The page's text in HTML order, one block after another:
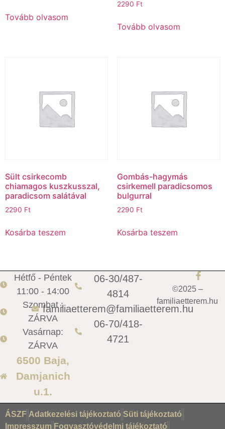
Tovább olvasom
2290 Ft
Tovább olvasom
Sült csirkecomb
chiamagos kuszkusszal,
paradicsom salátával
2290 Ft
Kosárba teszem
Gombás-hagymás
csirkemell paradicsomos
bulgurral
2290 Ft
Kosárba teszem
Hétfő - Péntek
11:00 - 14:00
Szombat :
ZÁRVA
Vasárnap:
ZÁRVA
6500 Baja,
Damjanich
u.1.
06-30/487-
4814
familiaetterem@familiaetterem.hu
06-70/418-
4721
©2025 –
familiaetterem.hu
ÁSZF Adatkezelési tájékoztató Süti tájékoztató
Impresszum Fogyasztóvédelmi tájékoztató